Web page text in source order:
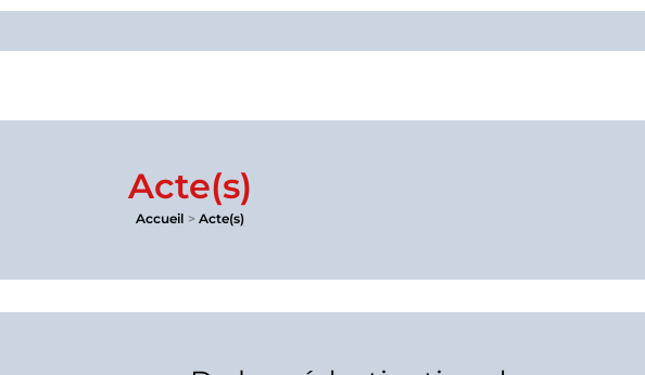
Acte(s)
Accueil Acte(s)